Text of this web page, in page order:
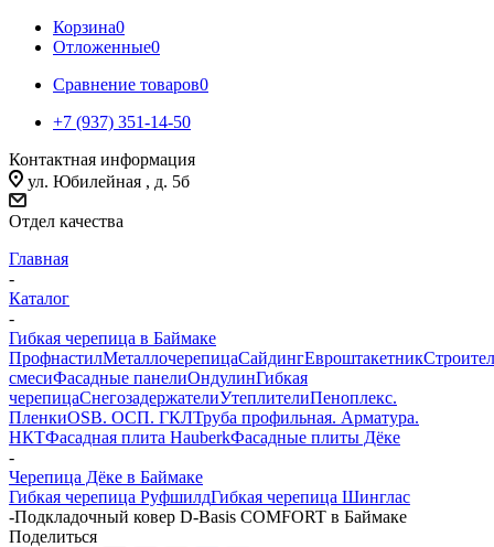
Корзина0
Отложенные0
Сравнение товаров0
+7 (937) 351-14-50
Контактная информация
ул. Юбилейная , д. 5б
Отдел качества
Главная
-
Каталог
-
Гибкая черепица в Баймаке
ПрофнастилМеталлочерепицаСайдингЕвроштакетник
смесиФасадные панелиОндулинГибкая
черепицаСнегозадержателиУтеплителиПеноплекс.
ПленкиOSB. ОСП. ГКЛТруба профильная. Арматура.
НКТФасадная плита HauberkФасадные плиты Дёке
-
Черепица Дёке в Баймаке
Гибкая черепица РуфшилдГибкая черепица Шинглас
-Подкладочный ковер D-Basis COMFORT в Баймаке
Поделиться